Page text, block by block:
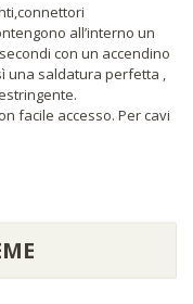
all’interno un
con un accendino
saldatura perfetta ,
facile accesso. Per cavi